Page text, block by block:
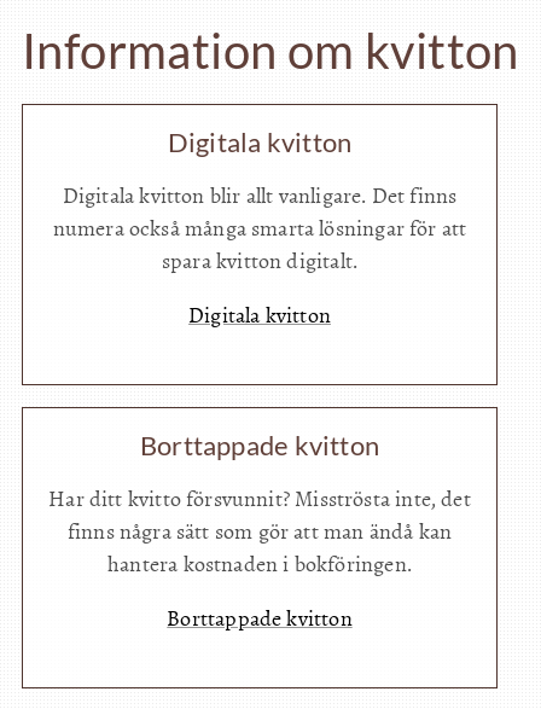
Information om kvitton
Digitala kvitton
Digitala kvitton blir allt vanligare. Det finns
numera också många smarta lösningar för att
spara kvitton digitalt.
Digitala kvitton
Borttappade kvitton
Har ditt kvitto försvunnit? Misströsta inte, det
finns några sätt som gör att man ändå kan
hantera kostnaden i bokföringen.
Borttappade kvitton